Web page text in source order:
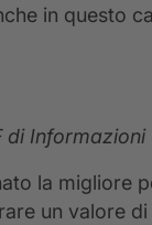
in questo
di
la migliore
un valore di